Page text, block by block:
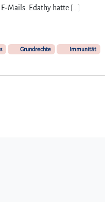
Mails. Edathy hatte […]
Grundrechte
Immunität